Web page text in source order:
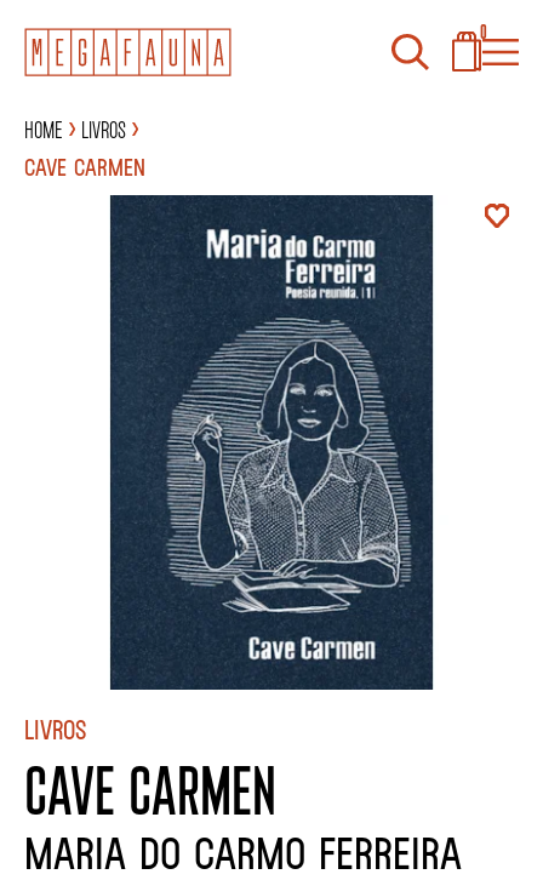
0
Home
Livros
CAVE CARMEN
Livros
CAVE CARMEN
Maria do Carmo Ferreira